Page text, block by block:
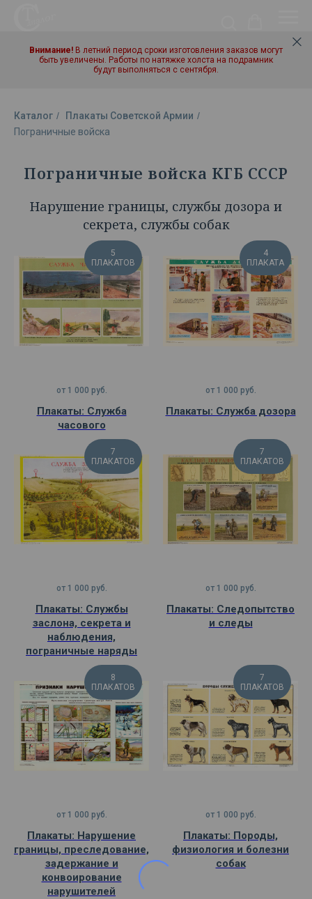
Внимание! В летний период сроки изготовления заказов могут
быть увеличены. Работы по натяжке холста на подрамник
будут выполняться с сентября.
Каталог / Плакаты Советской Армии /
Пограничные войска
Пограничные войска КГБ СССР
Нарушение границы, службы дозора и
секрета, службы собак
5
ПЛАКАТОВ
от 1 000 руб.
Плакаты: Служба
часового
4
ПЛАКАТА
от 1 000 руб.
Плакаты: Служба дозора
7
ПЛАКАТОВ
от 1 000 руб.
Плакаты: Службы
заслона, секрета и
наблюдения,
пограничные наряды
7
ПЛАКАТОВ
от 1 000 руб.
Плакаты: Следопытство
и следы
8
ПЛАКАТОВ
от 1 000 руб.
Плакаты: Нарушение
границы, преследование,
задержание и
конвоирование
нарушителей
7
ПЛАКАТОВ
от 1 000 руб.
Плакаты: Породы,
физиология и болезни
собак